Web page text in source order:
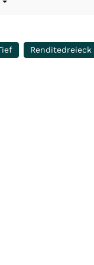
Renditedreieck